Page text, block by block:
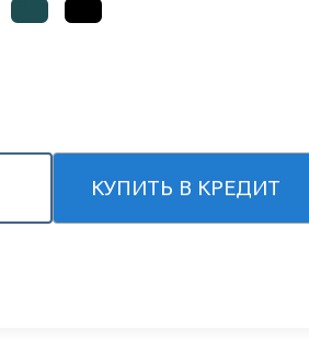
КУПИТЬ В КРЕДИТ